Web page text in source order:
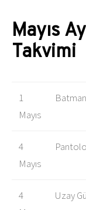
Mayıs
Takvimi
1
Mayıs
4
Mayıs
4
Uzay